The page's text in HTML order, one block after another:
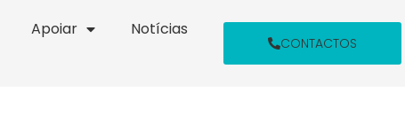
Apoiar Notícias
CONTACTOS